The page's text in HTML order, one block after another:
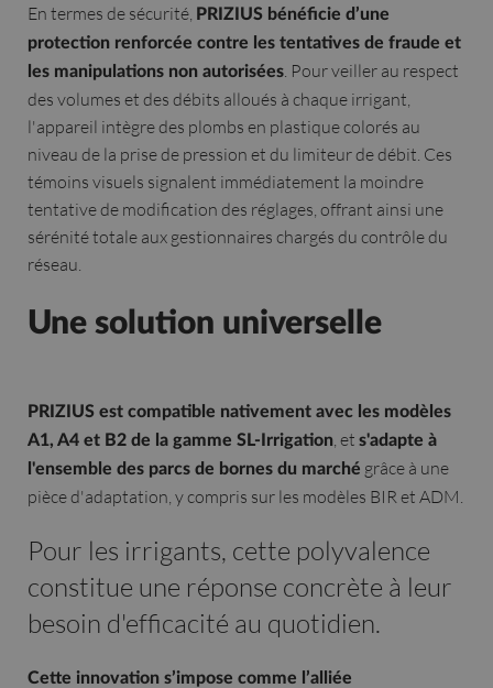
En termes de sécurité, PRIZIUS bénéficie d’une
protection renforcée contre les tentatives de fraude et
les manipulations non autorisées. Pour veiller au respect
des volumes et des débits alloués à chaque irrigant,
l'appareil intègre des plombs en plastique colorés au
niveau de la prise de pression et du limiteur de débit. Ces
témoins visuels signalent immédiatement la moindre
tentative de modification des réglages, offrant ainsi une
sérénité totale aux gestionnaires chargés du contrôle du
réseau.
Une solution universelle
PRIZIUS est compatible nativement avec les modèles
A1, A4 et B2 de la gamme SL-Irrigation, et s'adapte à
l'ensemble des parcs de bornes du marché grâce à une
pièce d'adaptation, y compris sur les modèles BIR et ADM.
Pour les irrigants, cette polyvalence
constitue une réponse concrète à leur
besoin d'efficacité au quotidien.
Cette innovation s’impose comme l’alliée